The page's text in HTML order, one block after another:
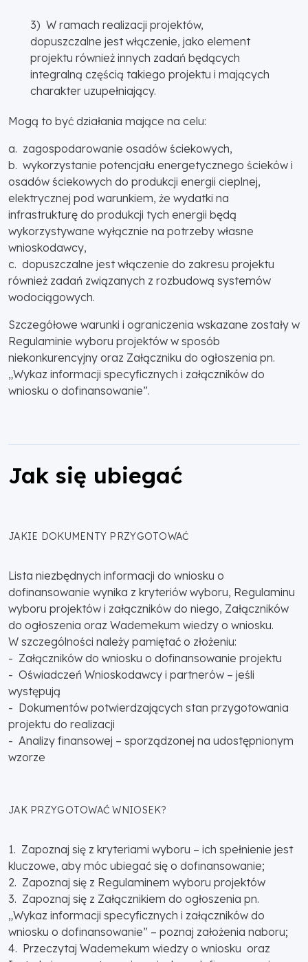
3) W ramach realizacji projektów,
dopuszczalne jest włączenie, jako element
projektu również innych zadań będących
integralną częścią takiego projektu i mających
charakter uzupełniający.
Mogą to być działania mające na celu:
a. zagospodarowanie osadów ściekowych,
b. wykorzystanie potencjału energetycznego ścieków i
osadów ściekowych do produkcji energii cieplnej,
elektrycznej pod warunkiem, że wydatki na
infrastrukturę do produkcji tych energii będą
wykorzystywane wyłącznie na potrzeby własne
wnioskodawcy,
c. dopuszczalne jest włączenie do zakresu projektu
również zadań związanych z rozbudową systemów
wodociągowych.
Szczegółowe warunki i ograniczenia wskazane zostały w
Regulaminie wyboru projektów w sposób
niekonkurencyjny oraz Załączniku do ogłoszenia pn.
„Wykaz informacji specyficznych i załączników do
wniosku o dofinansowanie”.
Jak się ubiegać
JAKIE DOKUMENTY PRZYGOTOWAĆ
Lista niezbędnych informacji do wniosku o
dofinansowanie wynika z kryteriów wyboru, Regulaminu
wyboru projektów i załączników do niego, Załączników
do ogłoszenia oraz Wademekum wiedzy o wniosku.
W szczególności należy pamiętać o złożeniu:
- Załączników do wniosku o dofinansowanie projektu
- Oświadczeń Wnioskodawcy i partnerów – jeśli
występują
- Dokumentów potwierdzających stan przygotowania
projektu do realizacji
- Analizy finansowej – sporządzonej na udostępnionym
wzorze
JAK PRZYGOTOWAĆ WNIOSEK?
1. Zapoznaj się z kryteriami wyboru – ich spełnienie jest
kluczowe, aby móc ubiegać się o dofinansowanie;
2. Zapoznaj się z Regulaminem wyboru projektów
3. Zapoznaj się z Załącznikiem do ogłoszenia pn.
„Wykaz informacji specyficznych i załączników do
wniosku o dofinansowanie” – poznaj założenia naboru;
4. Przeczytaj Wademekum wiedzy o wniosku oraz